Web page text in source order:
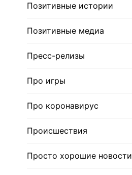
Позитивные истории
Позитивные медиа
Пресс-релизы
Про игры
Про коронавирус
Происшествия
Просто хорошие новости